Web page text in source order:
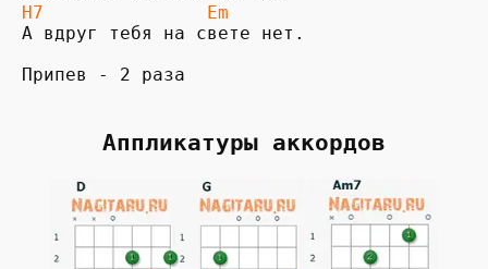
H7               Em
А вдруг тебя на свете нет.
Припев - 2 раза
Аппликатуры аккордов